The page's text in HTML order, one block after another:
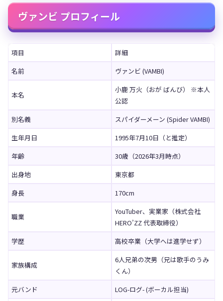
ヴァンビ プロフィール
項目
詳細
名前
ヴァンビ (VAMBI)
本名
小鹿 万火（おが ばんび） ※本人
公認
別名義
スパイダーメーン (Spider VAMBI)
生年月日
1995年7月10日（と推定）
年齢
30歳（2026年3月時点）
出身地
東京都
身長
170cm
職業
YouTuber、実業家（株式会社
HERO’ZZ 代表取締役）
学歴
高校卒業（大学へは進学せず）
家族構成
6人兄弟の次男（兄は歌手のうみ
くん）
元バンド
LOG-ログ- (ボーカル担当)